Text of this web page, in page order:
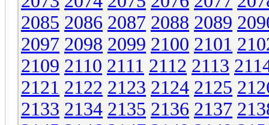
2085 2086 2087 2088 2089
2097 2098 2099 2100 2101
2109 2110 2111 2112 2113
2121 2122 2123 2124 2125
2133 2134 2135 2136 2137